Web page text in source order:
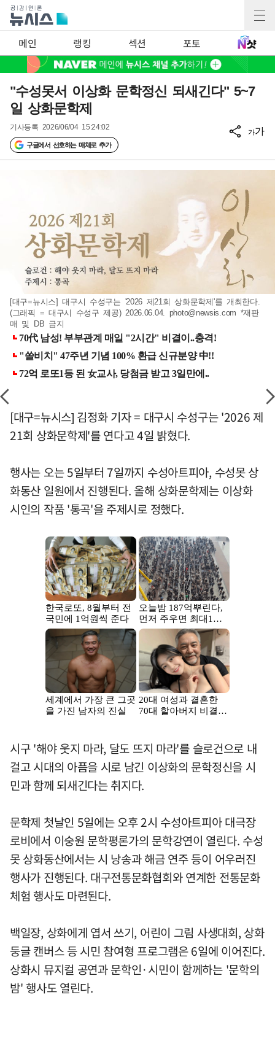
메인 랭킹 섹션 포토
"수성못서 이상화 문학정신 되새긴다" 5~7
일 상화문학제
기사등록 2026/06/04 15:24:02
구글에서 선호하는 매체로 추가
가가
[대구=뉴시스] 대구시 수성구는 '2026 제21회 상화문학제'를 개최한다.
(그래픽 = 대구시 수성구 제공) 2026.06.04. photo@newsis.com *재판
매 및 DB 금지
[대구=뉴시스] 김정화 기자 = 대구시 수성구는 '2026 제
21회 상화문학제'를 연다고 4일 밝혔다.
행사는 오는 5일부터 7일까지 수성아트피아, 수성못 상
화동산 일원에서 진행된다. 올해 상화문학제는 이상화
시인의 작품 '통곡'을 주제시로 정했다.
시구 '해야 웃지 마라, 달도 뜨지 마라'를 슬로건으로 내
걸고 시대의 아픔을 시로 남긴 이상화의 문학정신을 시
민과 함께 되새긴다는 취지다.
문학제 첫날인 5일에는 오후 2시 수성아트피아 대극장
로비에서 이숭원 문학평론가의 문학강연이 열린다. 수성
못 상화동산에서는 시 낭송과 해금 연주 등이 어우러진
행사가 진행된다. 대구전통문화협회와 연계한 전통문화
체험 행사도 마련된다.
백일장, 상화에게 엽서 쓰기, 어린이 그림 사생대회, 상화
둥글 캔버스 등 시민 참여형 프로그램은 6일에 이어진다.
상화시 뮤지컬 공연과 문학인·시민이 함께하는 '문학의
밤' 행사도 열린다.